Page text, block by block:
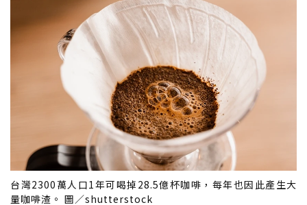
台灣2300萬人口1年可喝掉28.5億杯咖啡，每年也因此產生大
量咖啡渣。 圖／shutterstock